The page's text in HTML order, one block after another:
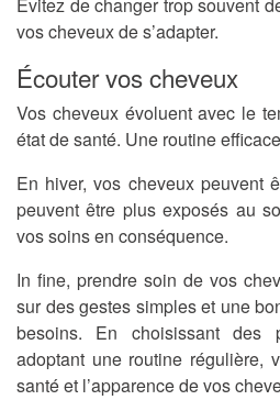
Évitez de changer trop souvent
vos cheveux de s’adapter.
Écouter vos cheveux
Vos cheveux évoluent avec le
état de santé. Une routine
En hiver, vos cheveux peuvent
peuvent être plus exposés au
vos soins en conséquence.
In fine, prendre soin de vos
sur des gestes simples et une
besoins. En choisissant des
adoptant une routine régulière,
santé et l’apparence de vos